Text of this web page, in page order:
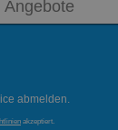
abmelden.
akzeptiert.